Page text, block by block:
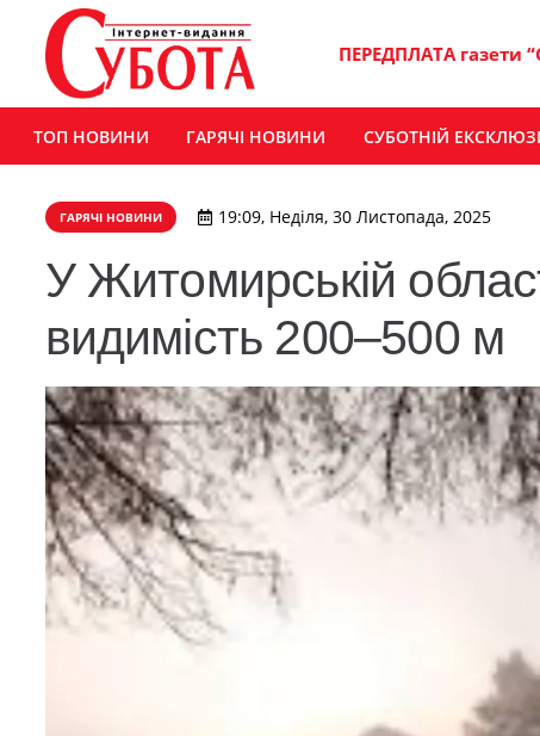
ПЕРЕДПЛАТА газети
ТОП НОВИНИ ГАРЯЧІ НОВИНИ СУБОТНІЙ
ГАРЯЧІ НОВИНИ 19:09, Неділя, 30 Листопада, 2025
У Житомирській
видимість 200–500 м